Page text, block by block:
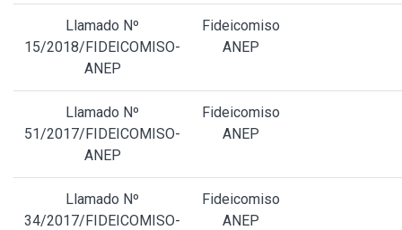
Llamado Nº
15/2018/FIDEICOMISO-
ANEP
Fideicomiso
ANEP
Llamado Nº
51/2017/FIDEICOMISO-
ANEP
Fideicomiso
ANEP
Llamado Nº
34/2017/FIDEICOMISO-
Fideicomiso
ANEP